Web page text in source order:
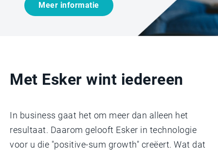
Meer informatie
Met Esker wint iedereen
In business gaat het om meer dan alleen het
resultaat. Daarom gelooft Esker in technologie
voor u die "positive-sum growth" creëert. Wat dat